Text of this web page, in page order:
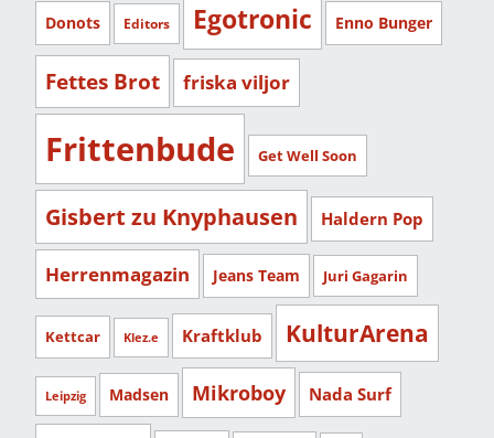
Donots Editors Egotronic Enno Bunger
Fettes Brot friska viljor
Frittenbude Get Well Soon
Gisbert zu Knyphausen Haldern Pop
Herrenmagazin Jeans Team Juri Gagarin
Kettcar Klez.e Kraftklub KulturArena
Leipzig Madsen Mikroboy Nada Surf